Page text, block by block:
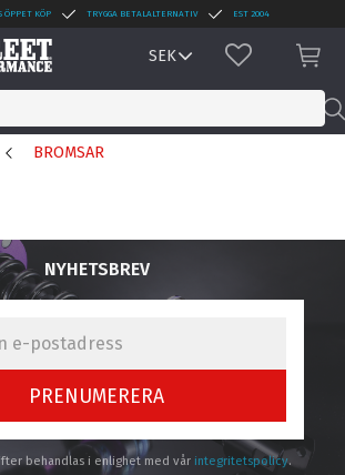
ÖPPET KÖP TRYGGA BETALALTERNATIV EST 2004
FAVORITER
BROMSAR
NYHETSBREV
PRENUMERERA
behandlas i enlighet med vår integritetspolicy.